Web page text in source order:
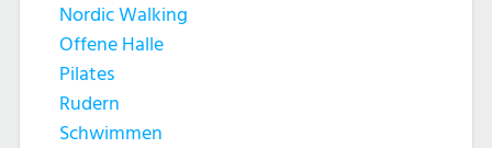
Nordic Walking
Offene Halle
Pilates
Rudern
Schwimmen